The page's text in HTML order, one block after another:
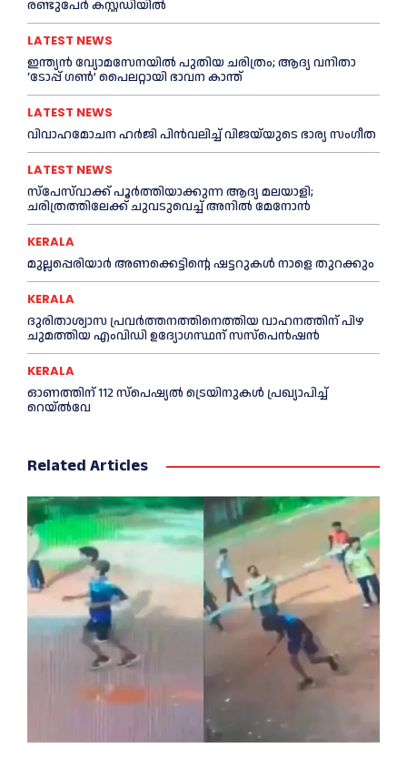
രണ്ടുപേര്‍ കസ്റ്റഡിയില്‍
LATEST NEWS
ഇന്ത്യൻ വ്യോമസേനയില്‍ പുതിയ ചരിത്രം; ആദ്യ വനിതാ
‘ടോപ്പ് ഗണ്‍’ പൈലറ്റായി ഭാവന കാന്ത്
LATEST NEWS
വിവാഹമോചന ഹര്‍ജി പിൻവലിച്ച്‌ വിജയ്‌യുടെ ഭാര്യ സംഗീത
LATEST NEWS
സ്‌പേസ്‌വാക്ക് പൂര്‍ത്തിയാക്കുന്ന ആദ്യ മലയാളി;
ചരിത്രത്തിലേക്ക് ചുവടുവെച്ച്‌ അനില്‍ മേനോൻ
KERALA
മുല്ലപ്പെരിയാര്‍ അണക്കെട്ടിന്റെ ഷട്ടറുകള്‍ നാളെ തുറക്കും
KERALA
ദുരിതാശ്വാസ പ്രവര്‍ത്തനത്തിനെത്തിയ വാഹനത്തിന് പിഴ
ചുമത്തിയ എംവിഡി ഉദ്യോഗസ്ഥന് സസ്പെൻഷൻ
KERALA
ഓണത്തിന് 112 സ്പെഷ്യല്‍ ട്രെയിനുകള്‍ പ്രഖ്യാപിച്ച്‌
റെയ്ല്‍വേ
Related Articles